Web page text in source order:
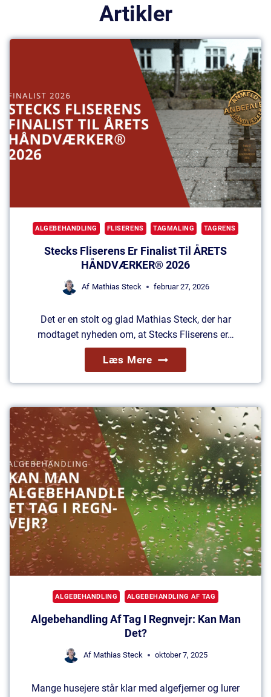
Artikler
ALGEBEHANDLING FLISERENS TAGMALING TAGRENS
Stecks Fliserens Er Finalist Til ÅRETS
HÅNDVÆRKER® 2026
Af Mathias Steck februar 27, 2026
Det er en stolt og glad Mathias Steck, der har
modtaget nyheden om, at Stecks Fliserens er…
Læs Mere S
T
C
K
S
F
L
I
S
E
R
E
N
S
E
R
I
A
ALGEBEHANDLING ALGEBEHANDLING AF TAG
Algebehandling Af Tag I Regnvejr: Kan Man
Det?
Af Mathias Steck oktober 7, 2025
Mange husejere står klar med algefjerner og lurer